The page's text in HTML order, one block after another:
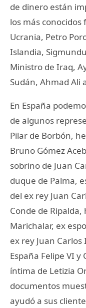
de dinero están
los más
Ucrania, Petro
Islandia,
Ministro de Iraq,
Sudán, Ahmad Ali
En España
de algunos
Pilar de Borbón,
Bruno Gómez
sobrino de Juan
duque de Palma,
del ex rey Juan
Conde de
Marichalar, ex
ex rey Juan
España Felipe VI y
íntima de Letizia
documentos
ayudó a sus